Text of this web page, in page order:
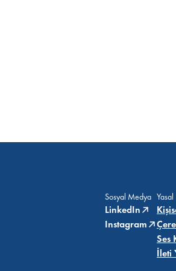
Sosyal Medya
LinkedIn
Instagram
Ses
İleti